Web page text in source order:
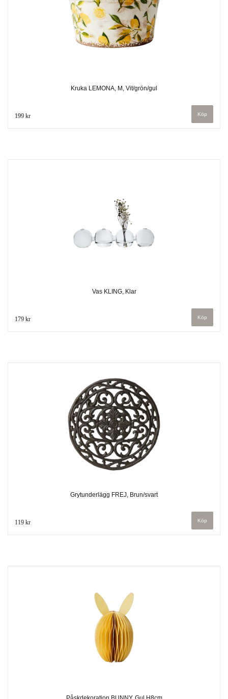
Kruka LEMONA, M, Vit/grön/gul
199 kr
Vas KLING, Klar
179 kr
Grytunderlägg FREJ, Brun/svart
119 kr